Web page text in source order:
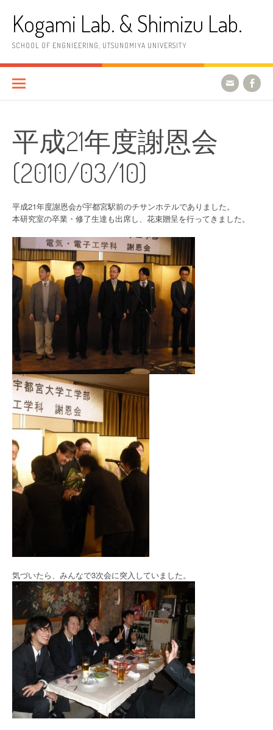
へ
ッ
Kogami Lab. & Shimizu Lab.
SCHOOL OF ENGNIEERING, UTSUNOMIYA UNIVERSITY
平成21年度謝恩会
(2010/03/10)
平成21年度謝恩会が宇都宮駅前のチサンホテルでありました。
本研究室の卒業・修了生達も出席し、花束贈呈を行ってきました。
気づいたら、みんなで3次会に突入していました。